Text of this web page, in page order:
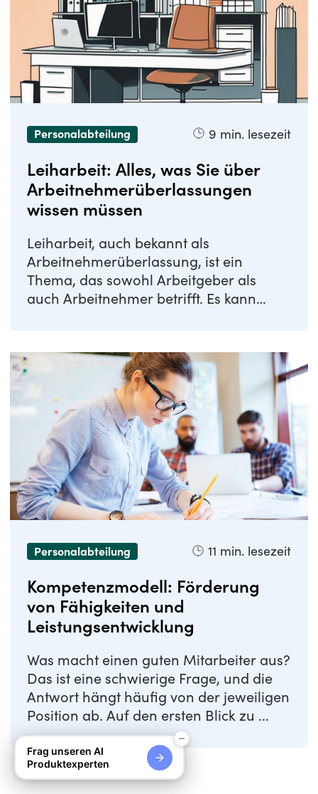
Personalabteilung 9 min. lesezeit
Leiharbeit: Alles, was Sie über
Arbeitnehmerüberlassungen
wissen müssen
Leiharbeit, auch bekannt als
Arbeitnehmerüberlassung, ist ein
Thema, das sowohl Arbeitgeber als
auch Arbeitnehmer betrifft. Es kann
Personalabteilung 11 min. lesezeit
Kompetenzmodell: Förderung
von Fähigkeiten und
Leistungsentwicklung
Was macht einen guten Mitarbeiter aus?
Das ist eine schwierige Frage, und die
Antwort hängt häufig von der jeweiligen
Position ab. Auf den ersten Blick zu ...
Frag unseren AI
Produktexperten